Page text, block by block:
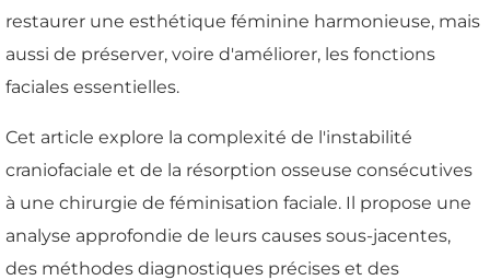
restaurer une esthétique féminine harmonieuse, mais
aussi de préserver, voire d'améliorer, les fonctions
faciales essentielles.
Cet article explore la complexité de l'instabilité
craniofaciale et de la résorption osseuse consécutives
à une chirurgie de féminisation faciale. Il propose une
analyse approfondie de leurs causes sous-jacentes,
des méthodes diagnostiques précises et des